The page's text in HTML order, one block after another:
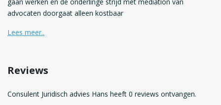
gaan werken en de onderlinge strijd met mediation van
advocaten doorgaat alleen kostbaar
Lees meer..
Reviews
Consulent Juridisch advies Hans heeft 0 reviews ontvangen.